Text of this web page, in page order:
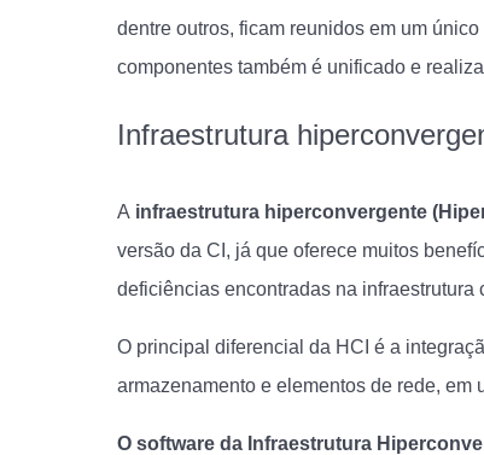
dentre outros, ficam reunidos em um
componentes também é unificado e
Infraestrutura
A infraestrutura hiperconvergente
versão da CI, já que oferece muitos
deficiências encontradas na infraestrutura
O principal diferencial da HCI é a
armazenamento e elementos de rede,
O software da Infraestrutura